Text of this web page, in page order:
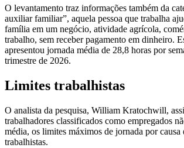
O levantamento traz informações também da
auxiliar familiar”, aquela pessoa que trabalha
família em um negócio, atividade agrícola,
trabalho, sem receber pagamento em dinheiro.
apresentou jornada média de 28,8 horas por
trimestre de 2026.
Limites trabalhistas
O analista da pesquisa, William Kratochwill,
trabalhadores classificados como empregados
média, os limites máximos de jornada por causa
trabalhistas.